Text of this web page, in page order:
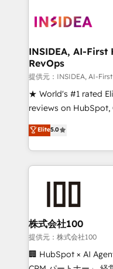
INSIDEA, AI-First
RevOps
提供元：INSIDEA, AI-
★ World's #1 rated
reviews on
Certified Experts &
1,500+
First, RevOps-led,
Company of the Year 2024/25
and build AI-
from week one, in your time
Onboarding: Live in
around your
Move from any
Elite5.0
株式会社100
提供元：株式会社100
🏢 HubSpot × AI